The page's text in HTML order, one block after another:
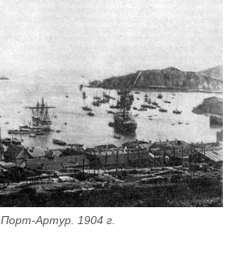
Порт-Артур. 1904 г.